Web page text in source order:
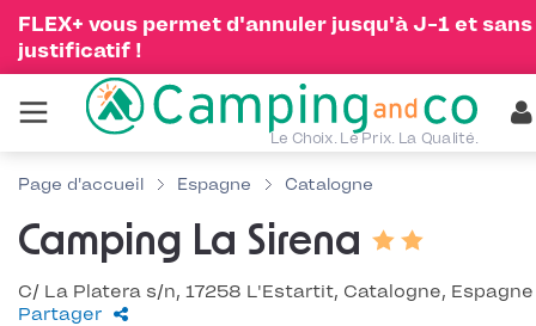
FLEX+ vous permet d'annuler jusqu'à J-1 et sans
justificatif !
Le Choix. Le Prix. La Qualité.
Page d'accueil Espagne Catalogne
Camping La Sirena
C/ La Platera s/n, 17258 L'Estartit, Catalogne, Espagne
Partager